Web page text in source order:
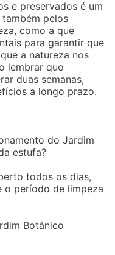
e preservados é um
pelos
como a que
para garantir que
a natureza nos
lembrar que
duas semanas,
a longo prazo.
do Jardim
estufa?
todos os dias,
o período de limpeza
Botânico